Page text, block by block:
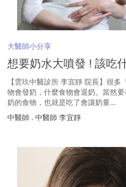
大醫師小分享
想要奶水大噴發 ! 該吃
【雲玖中醫診所 李宜靜 院長】很
物會發奶，什麼食物會退奶。當然
奶的食物，也就是吃了會讓奶量...
中醫師 . 中醫師 李宜靜